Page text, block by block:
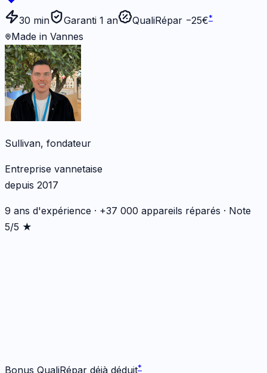
30 min Garanti 1 an QualiRépar −25€*
Made in Vannes
Sullivan, fondateur
Entreprise vannetaise
depuis 2017
9 ans d'expérience · +37 000 appareils réparés · Note
5/5 ★
Bonus QualiRépar déjà déduit*